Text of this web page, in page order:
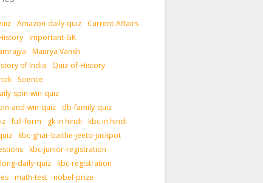
Amazon-daily-quiz
Current-Affairs
Important-GK
Maurya Vansh
of India
Quiz-of-History
Science
spin-win-quiz
and-win-quiz
db-family-quiz
full-form gk in hindi
kbc in hindi
kbc-ghar-baithe-jeeto-jackpot
kbc-junior-registration
daily-quiz kbc-registration
math-test nobel-prize